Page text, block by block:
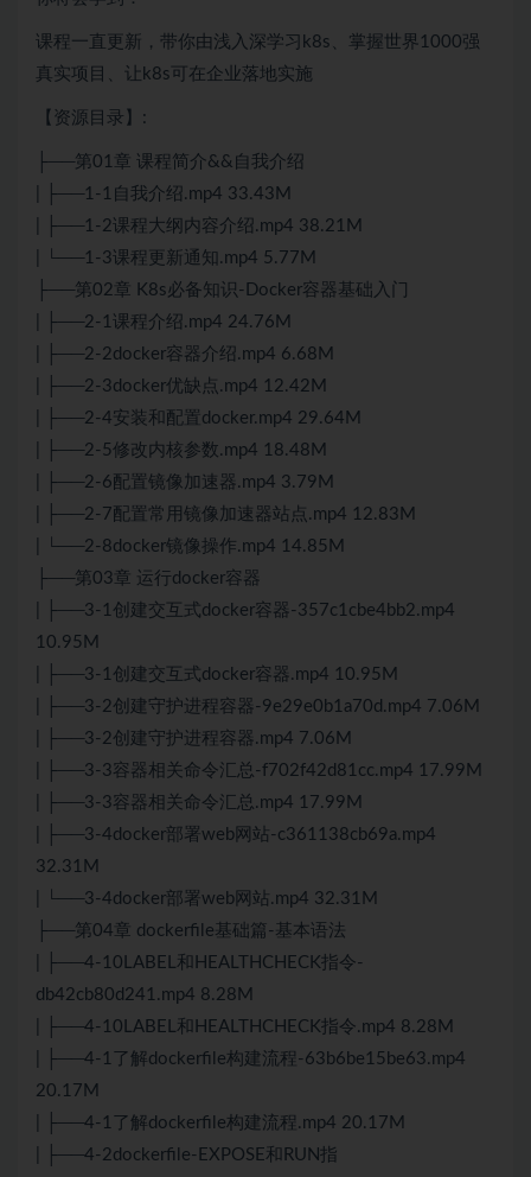
课程一直更新，带你由浅入深学习k8s、掌握世界1000强
真实项目、让k8s可在企业落地实施
【资源目录】:
├──第01章 课程简介&&自我介绍
| ├──1-1自我介绍.mp4 33.43M
| ├──1-2课程大纲内容介绍.mp4 38.21M
| └──1-3课程更新通知.mp4 5.77M
├──第02章 K8s必备知识- Docker容器基础入门
| ├──2-1课程介绍.mp4 24.76M
| ├──2-2docker容器介绍.mp4 6.68M
| ├──2-3docker优缺点.mp4 12.42M
| ├──2-4安装和配置docker.mp4 29.64M
| ├──2-5修改内核参数.mp4 18.48M
| ├──2-6配置镜像加速器.mp4 3.79M
| ├──2-7配置常用镜像加速器站点.mp4 12.83M
| └──2-8docker镜像操作.mp4 14.85M
├──第03章 运行docker容器
| ├──3-1创建交互式docker容器-357c1cbe4bb2.mp4
10.95M
| ├──3-1创建交互式docker容器.mp4 10.95M
| ├──3-2创建守护进程容器-9e29e0b1a70d.mp4 7.06M
| ├──3-2创建守护进程容器.mp4 7.06M
| ├──3-3容器相关命令汇总-f702f42d81cc.mp4 17.99M
| ├──3-3容器相关命令汇总.mp4 17.99M
| ├──3-4docker部署web网站-c361138cb69a.mp4
32.31M
| └──3-4docker部署web网站.mp4 32.31M
├──第04章 dockerfile基础篇-基本语法
| ├──4-10LABEL和HEALTHCHECK指令-
db42cb80d241.mp4 8.28M
| ├──4-10LABEL和HEALTHCHECK指令.mp4 8.28M
| ├──4-1了解dockerfile构建流程-63b6be15be63.mp4
20.17M
| ├──4-1了解dockerfile构建流程.mp4 20.17M
| ├──4-2dockerfile-EXPOSE和RUN指